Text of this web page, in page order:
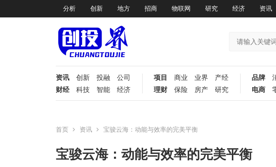
分析 创新 地方 招商 物联网 研究 经济 资讯
资讯 创新 投融
公司
财经
科技 智能 经济
项目 商业 业界
产经
理财
保险 房产 研究
品牌
电商
首页 资讯 宝骏云海：动能与效率的完美平衡
宝骏云海：动能与效率的完美平衡